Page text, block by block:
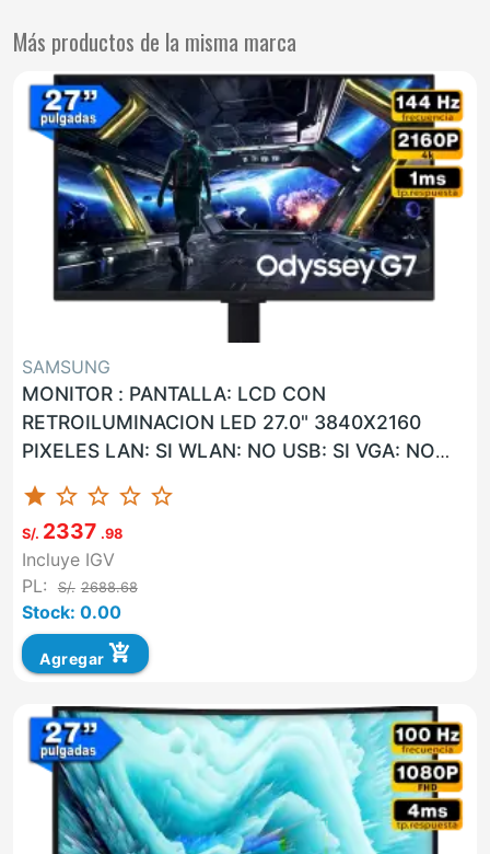
Más productos de la misma marca
SAMSUNG
MONITOR : PANTALLA: LCD CON
RETROILUMINACION LED 27.0" 3840X2160
PIXELES LAN: SI WLAN: NO USB: SI VGA: NO
HDMI: SI G. F: 36 MESES ON-SITE UNIDAD
MARCA...
star star_border star_border star_border star_border
S/. 2337 .98
Incluye IGV
PL:
S/. 2688.68
Stock: 0.00
Agregar add_shopping_cart